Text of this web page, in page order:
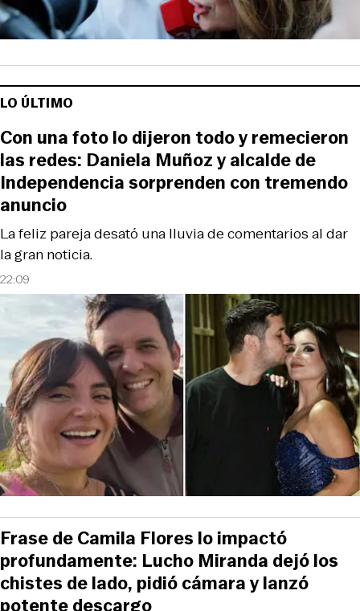
LO ÚLTIMO
22:09
La feliz pareja desató una lluvia de comentarios al dar
la gran noticia.
Con una foto lo dijeron todo y remecieron
las redes: Daniela Muñoz y alcalde de
Independencia sorprenden con tremendo
anuncio
Frase de Camila Flores lo impactó
profundamente: Lucho Miranda dejó los
chistes de lado, pidió cámara y lanzó
potente descargo